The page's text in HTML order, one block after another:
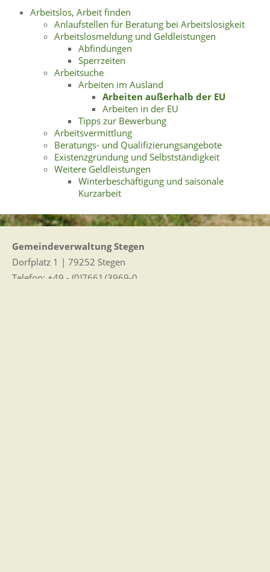
Arbeitslos, Arbeit finden
Anlaufstellen für Beratung bei Arbeitslosigkeit
Arbeitslosmeldung und Geldleistungen
Abfindungen
Sperrzeiten
Arbeitsuche
Arbeiten im Ausland
Arbeiten außerhalb der EU
Arbeiten in der EU
Tipps zur Bewerbung
Arbeitsvermittlung
Beratungs- und Qualifizierungsangebote
Existenzgründung und Selbstständigkeit
Weitere Geldleistungen
Winterbeschäftigung und saisonale
Kurzarbeit
Gemeindeverwaltung Stegen
Dorfplatz 1 | 79252 Stegen
Telefon: +49 - (0)7661/3969-0